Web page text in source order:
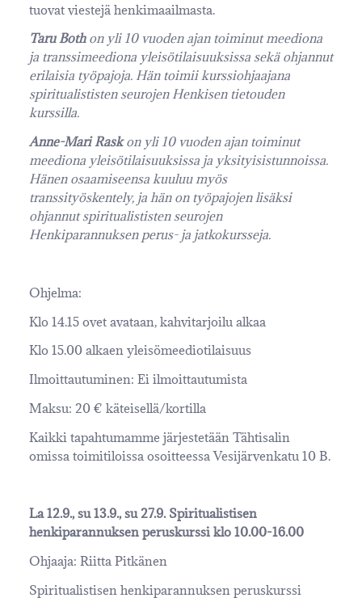
tuovat viestejä henkimaailmasta.
Taru Bothon yli 10 vuoden ajan toiminut meediona
ja transsimeediona yleisötilaisuuksissa sekä ohjannut
erilaisia työpajoja. Hän toimii kurssiohjaajana
spiritualististen seurojen Henkisen tietouden
kurssilla.
Anne-Mari Raskon yli 10 vuoden ajan toiminut
meediona yleisötilaisuuksissa ja yksityisistunnoissa.
Hänen osaamiseensa kuuluu myös
transsityöskentely, ja hän on työpajojen lisäksi
ohjannut spiritualististen seurojen
Henkiparannuksen perus- ja jatkokursseja.
Ohjelma:
Klo 14.15 ovet avataan, kahvitarjoilu alkaa
Klo 15.00 alkaen yleisömeediotilaisuus
Ilmoittautuminen: Ei ilmoittautumista
Maksu: 20 € käteisellä/kortilla
Kaikki tapahtumamme järjestetään Tähtisalin
omissa toimitiloissa osoitteessa Vesijärvenkatu 10 B.
La 12.9., su 13.9., su 27.9. Spiritualistisen
henkiparannuksen peruskurssi klo 10.00-16.00
Ohjaaja: Riitta Pitkänen
Spiritualistisen henkiparannuksen peruskurssi